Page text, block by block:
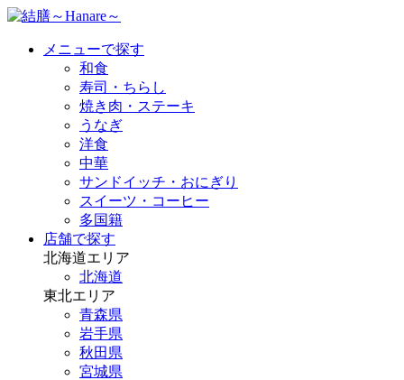
メニューで探す
和食
寿司・ちらし
焼き肉・ステーキ
うなぎ
洋食
中華
サンドイッチ・おにぎり
スイーツ・コーヒー
多国籍
店舗で探す
北海道エリア
北海道
東北エリア
青森県
岩手県
秋田県
宮城県